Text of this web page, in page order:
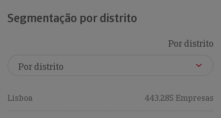
Segmentação por distrito
Por distrito
Lisboa 443,285 Empresas